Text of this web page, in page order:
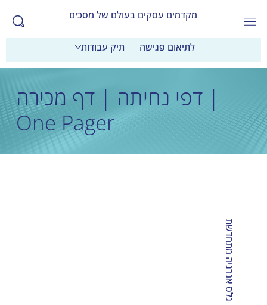
מקדמים עסקים בעולם של מסכים
לתיאום פגישה תיק עבודות
דפי נחיתה | דף מכירה |
One Pager
גלס אנרגיה מתחדשת